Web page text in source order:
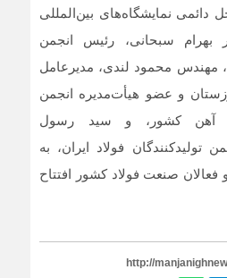
۱۴۰۴، در محل دائمی نمایشگاه‌های بین‌المللی
بهرام سبحانی، رئیس انجمن
مهندس محمود لندی، مدیرعامل
و عضو هیأت‌مدیره انجمن
و آهن کشور، و سید رسول
تولیدکنندگان فولاد ایران، به
صنعت فولاد کشور افتتاح
http://